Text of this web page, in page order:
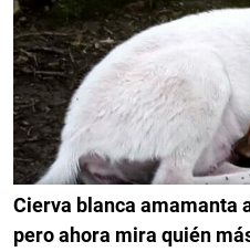
Cierva blanca amamanta
pero ahora mira quién